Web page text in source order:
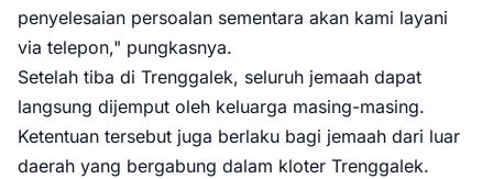
penyelesaian persoalan sementara akan kami layani
via telepon," pungkasnya.
Setelah tiba di Trenggalek, seluruh jemaah dapat
langsung dijemput oleh keluarga masing-masing.
Ketentuan tersebut juga berlaku bagi jemaah dari luar
daerah yang bergabung dalam kloter Trenggalek.